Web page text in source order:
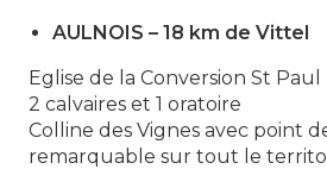
AULNOIS – 18 km de Vittel
Eglise de la Conversion St Paul
2 calvaires et 1 oratoire
Colline des Vignes avec point
remarquable sur tout le